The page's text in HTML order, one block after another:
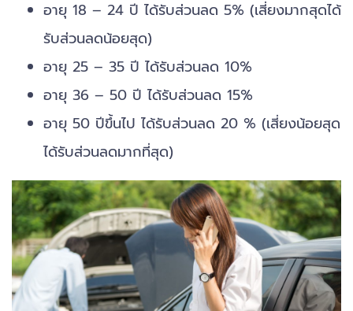
อายุ 18 – 24 ปี ได้รับส่วนลด 5% (เสี่ยงมากสุดได้
รับส่วนลดน้อยสุด)
อายุ 25 – 35 ปี ได้รับส่วนลด 10%
อายุ 36 – 50 ปี ได้รับส่วนลด 15%
อายุ 50 ปีขึ้นไป ได้รับส่วนลด 20 % (เสี่ยงน้อยสุด
ได้รับส่วนลดมากที่สุด)